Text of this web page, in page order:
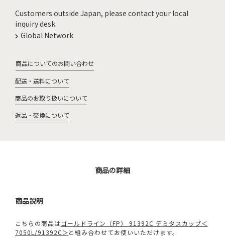
Customers outside Japan, please contact your local
inquiry desk.
Global Network
商品についてのお問い合わせ
配送・送料について
商品のお取り扱いについて
返品・交換について
商品の詳細
商品説明
こちらの商品はゴールドライン（FP） 91392C デミタスカップ＜
7050L/91392C＞と組み合わせてお使いいただけます。